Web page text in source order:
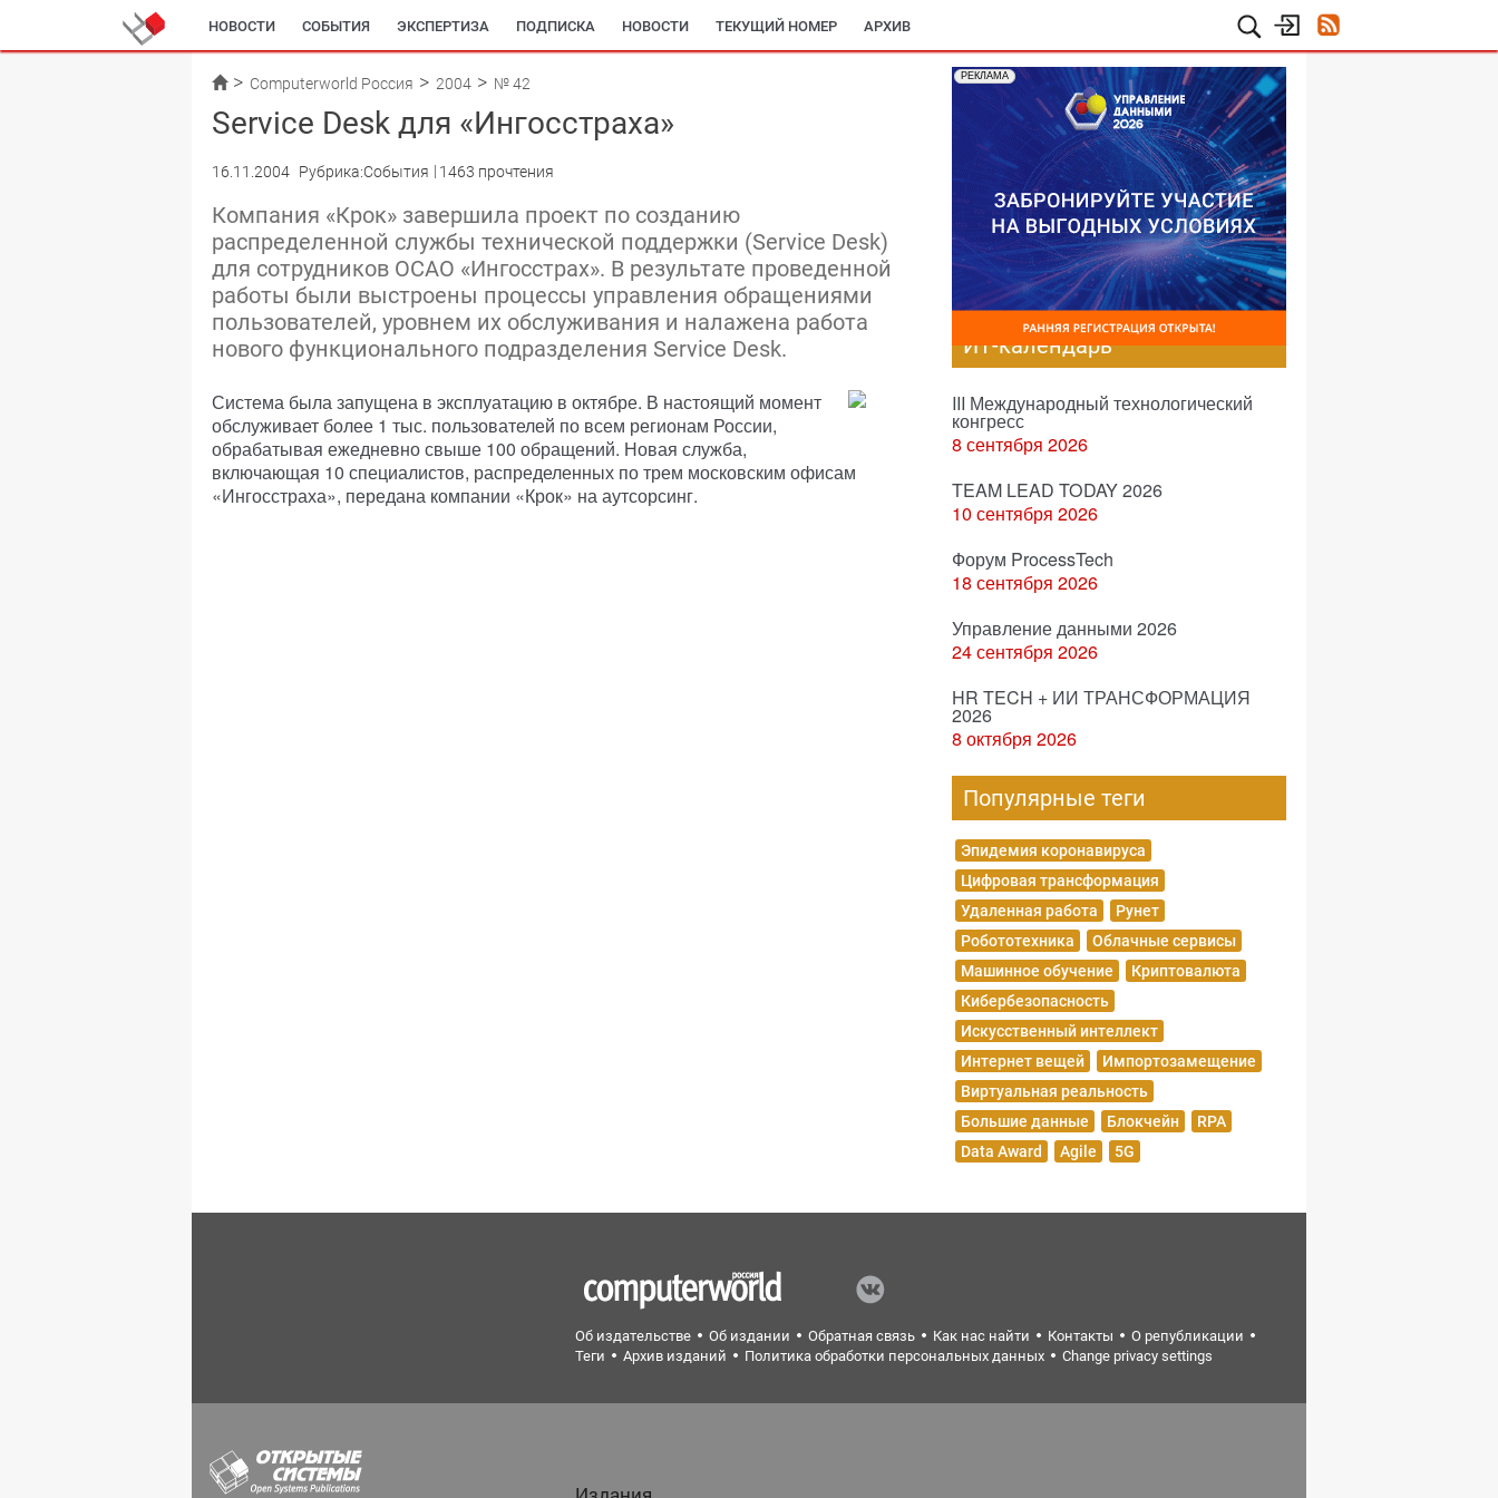
НОВОСТИ СОБЫТИЯ ЭКСПЕРТИЗА ПОДПИСКА НОВОСТИ ТЕКУЩИЙ НОМЕР АРХИВ
Computerworld Россия 2004 № 42
Service Desk для «Ингосстраха»
16.11.2004 Рубрика:События 1463 прочтения
Компания «Крок» завершила проект по созданию
распределенной службы технической поддержки (Service Desk)
для сотрудников ОСАО «Ингосстрах». В результате проведенной
работы были выстроены процессы управления обращениями
пользователей, уровнем их обслуживания и налажена работа
нового функционального подразделения Service Desk.
Система была запущена в эксплуатацию в октябре. В настоящий момент
обслуживает более 1 тыс. пользователей по всем регионам России,
обрабатывая ежедневно свыше 100 обращений. Новая служба,
включающая 10 специалистов, распределенных по трем московским офисам
«Ингосстраха», передана компании «Крок» на аутсорсинг.
РЕКЛАМА
ИТ-календарь
III Международный технологический
конгресс
8 сентября 2026
TEAM LEAD TODAY 2026
10 сентября 2026
Форум ProcessTech
18 сентября 2026
Управление данными 2026
24 сентября 2026
HR TECH + ИИ ТРАНСФОРМАЦИЯ
2026
8 октября 2026
Популярные теги
Эпидемия коронавируса
Цифровая трансформация
Удаленная работа
Рунет
Робототехника
Облачные сервисы
Машинное обучение
Криптовалюта
Кибербезопасность
Искусственный интеллект
Интернет вещей
Импортозамещение
Виртуальная реальность
Большие данные
Блокчейн
RPA
Data Award
Agile 5G
Об издательстве Об издании Обратная связь Как нас найти Контакты
О републикации
Теги
Архив изданий Политика обработки персональных данных Change privacy settings